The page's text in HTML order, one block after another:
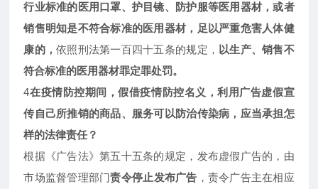
行业标准的医用口罩、护目镜、防护服等医用器材，或者
销售明知是不符合标准的医用器材，足以严重危害人体健
康的，依照刑法第一百四十五条的规定， 以生产、销售不
符合标准的医用器材罪定罪处罚。
4在疫情防控期间，假借疫情防控名义，利用广告虚假宣
传自己所推销的商品、服务可以防治传染病，应当承担怎
样的法律责任？
根据《广告法》第五十五条的规定，发布虚假广告的，由
市场监督管理部门责令停止发布广告 ，责令广告主在相应